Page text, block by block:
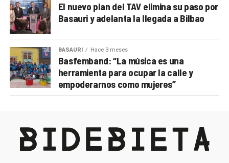
El nuevo plan del TAV elimina su paso por
Basauri y adelanta la llegada a Bilbao
BASAURI Hace 3 meses
Basfemband: “La música es una
herramienta para ocupar la calle y
empoderarnos como mujeres”